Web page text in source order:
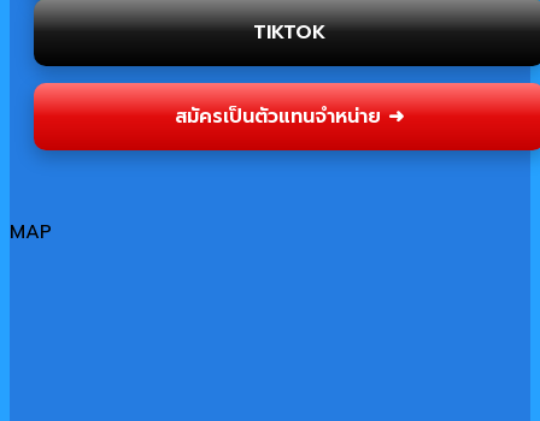
TIKTOK
สมัครเป็นตัวแทนจำหน่าย ➜
MAP